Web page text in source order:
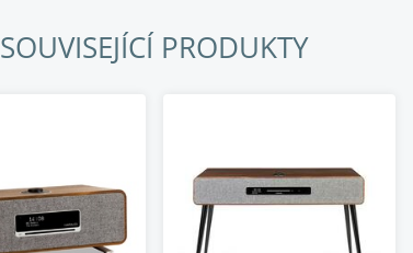
SOUVISEJÍCÍ PRODUKTY